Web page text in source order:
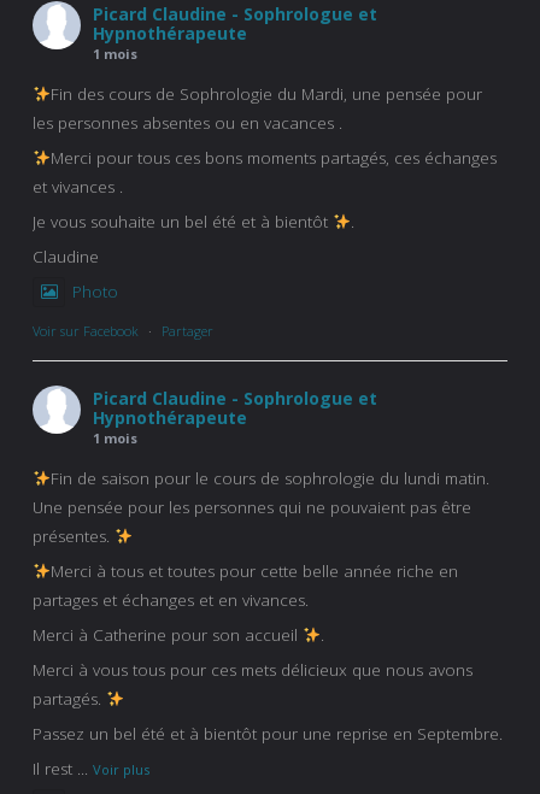
Picard Claudine - Sophrologue et
Hypnothérapeute
1 mois
Fin des cours de Sophrologie du Mardi, une pensée pour
les personnes absentes ou en vacances .
Merci pour tous ces bons moments partagés, ces échanges
et vivances .
Je vous souhaite un bel été et à bientôt
.
Claudine
Photo
Voir sur Facebook · Partager
Picard Claudine - Sophrologue et
Hypnothérapeute
1 mois
Fin de saison pour le cours de sophrologie du lundi matin.
Une pensée pour les personnes qui ne pouvaient pas être
présentes.
Merci à tous et toutes pour cette belle année riche en
partages et échanges et en vivances.
Merci à Catherine pour son accueil
.
Merci à vous tous pour ces mets délicieux que nous avons
partagés.
Passez un bel été et à bientôt pour une reprise en Septembre.
Il rest ... Voir plus